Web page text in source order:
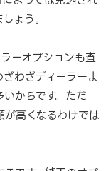
ょう。
ーオプションも査
わざディーラーま
からです。ただ
が高くなるわけでは